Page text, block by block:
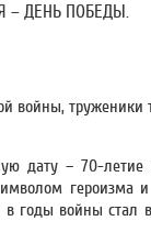
– ДЕНЬ ПОБЕДЫ.
войны,
дату – 70-летие
в годы войны